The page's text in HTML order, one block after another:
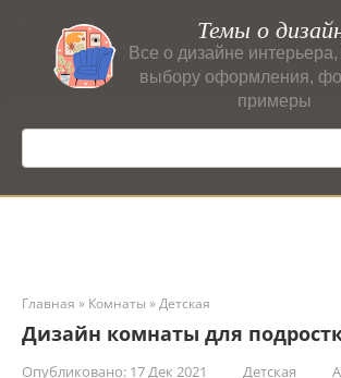
контенту
Темы о
Все о дизайне
выбору оформления,
примеры
Поиск:
Главная » Комнаты »Детская
Дизайн комнаты для
Опубликовано: 17 Дек 2021 Детская